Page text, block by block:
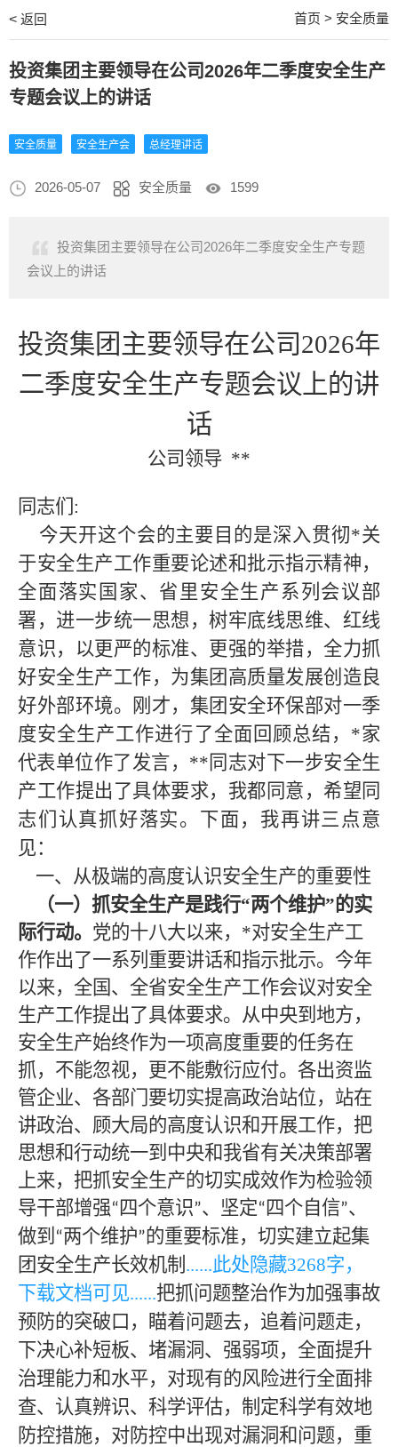
< 返回 首页 > 安全质量
投资集团主要领导在公司2026年二季度安全生产
专题会议上的讲话
安全质量 安全生产会 总经理讲话
2026-05-07 安全质量 1599
投资集团主要领导在公司2026年二季度安全生产专题
会议上的讲话
投资集团主要领导在公司2026年
二季度安全生产专题会议上的讲
话
公司领导 **
同志们 :
今天开这个会的主要目的是深入贯彻*关
于安全生产工作重要论述和批示指示精神，
全面落实国家、省里安全生产系列会议部
署，进一步统一思想，树牢底线思维、红线
意识，以更严的标准、更强的举措，全力抓
好安全生产工作，为集团高质量发展创造良
好外部环境。刚才，集团安全环保部对一季
度安全生产工作进行了全面回顾总结， *家
代表单位作了发言， ** 同志对下一步安全生
产工作提出了具体要求，我都同意，希望同
志们认真抓好落实。下面，我再讲三点意
见：
一、从极端的高度认识安全生产的重要性
（一）抓安全生产是践行“两个维护”的实
际行动。 党的十八大以来， *对安全生产工
作作出了一系列重要讲话和指示批示。今年
以来，全国、全省安全生产工作会议对安全
生产工作提出了具体要求。从中央到地方，
安全生产始终作为一项高度重要的任务在
抓，不能忽视，更不能敷衍应付。各出资监
管企业、各部门要切实提高政治站位，站在
讲政治、顾大局的高度认识和开展工作，把
思想和行动统一到中央和我省有关决策部署
上来，把抓安全生产的切实成效作为检验领
导干部增强“四个意识”、坚定“四个自信”、
做到 “两个维护”的重要标准，切实建立起集
团安全生产长效机制 ......此处隐藏3268字，
下载文档可见......把抓问题整治作为加强事故
预防的突破口，瞄着问题去，追着问题走，
下决心补短板、堵漏洞、强弱项，全面提升
治理能力和水平，对现有的风险进行全面排
查、认真辨识、科学评估，制定科学有效地
防控措施，对防控中出现对漏洞和问题，重